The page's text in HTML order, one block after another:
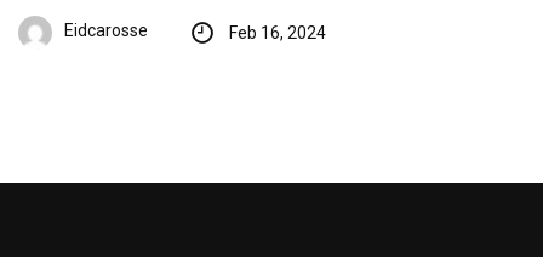
Eidcarosse Feb 16, 2024